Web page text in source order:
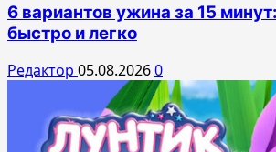
6 вариантов ужина за 15
быстро и легко
Редактор 05.08.20260